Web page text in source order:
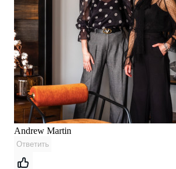
Andrew Martin
Ответить